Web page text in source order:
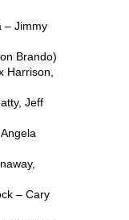
– Jimmy
Brando)
Harrison,
Jeff
– Cary